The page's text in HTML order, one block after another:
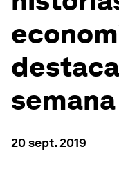
semana
20 sept. 2019